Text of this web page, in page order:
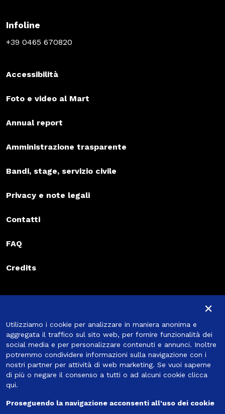
Infoline
+39 0465 670820
Accessibilità
Foto e video al Mart
Annual report
Amministrazione trasparente
Bandi, stage, servizio civile
Privacy e note legali
Contatti
FAQ
Credits
Iscriviti alla newsletter
Iscriviti
Seguici
Utilizziamo i cookie per analizzare in maniera anonima e
aggregata il traffico sul sito web, per fornire funzionalità dei
social media e per personalizzare contenuti e annunci. Inoltre
potremmo condividere informazioni sulla navigazione con i
nostri partner per attività di web marketing. Se vuoi saperne
di più o negare il consenso a tutti o ad alcuni cookie clicca
qui.
Proseguendo la navigazione acconsenti all'uso dei cookie
×